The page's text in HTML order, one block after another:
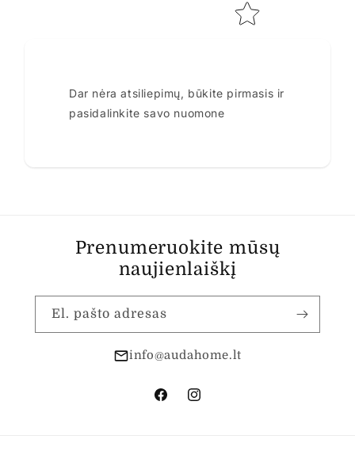
Dar nėra atsiliepimų, būkite pirmasis ir
pasidalinkite savo nuomone
Prenumeruokite mūsų
naujienlaiškį
El. pašto adresas
info@audahome.lt
„Facebook“„Instagram“